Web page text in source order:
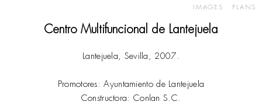
IMAGES PLANS
Centro Multifuncional de Lantejuela
Lantejuela, Sevilla, 2007.
Promotores: Ayuntamiento de Lantejuela
Constructora: Conlan S.C.